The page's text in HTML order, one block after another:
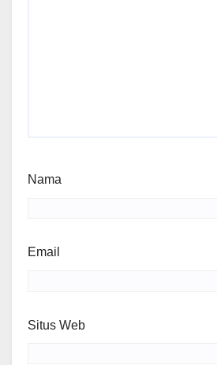
Nama
Email
Situs Web